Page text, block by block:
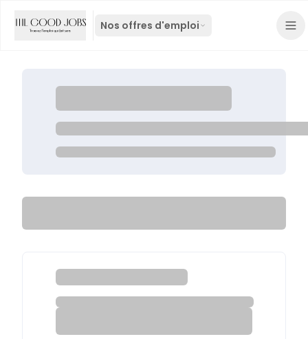
Nos offres d'emploi